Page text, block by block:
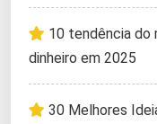
10 tendência do
dinheiro em 2025
30 Melhores